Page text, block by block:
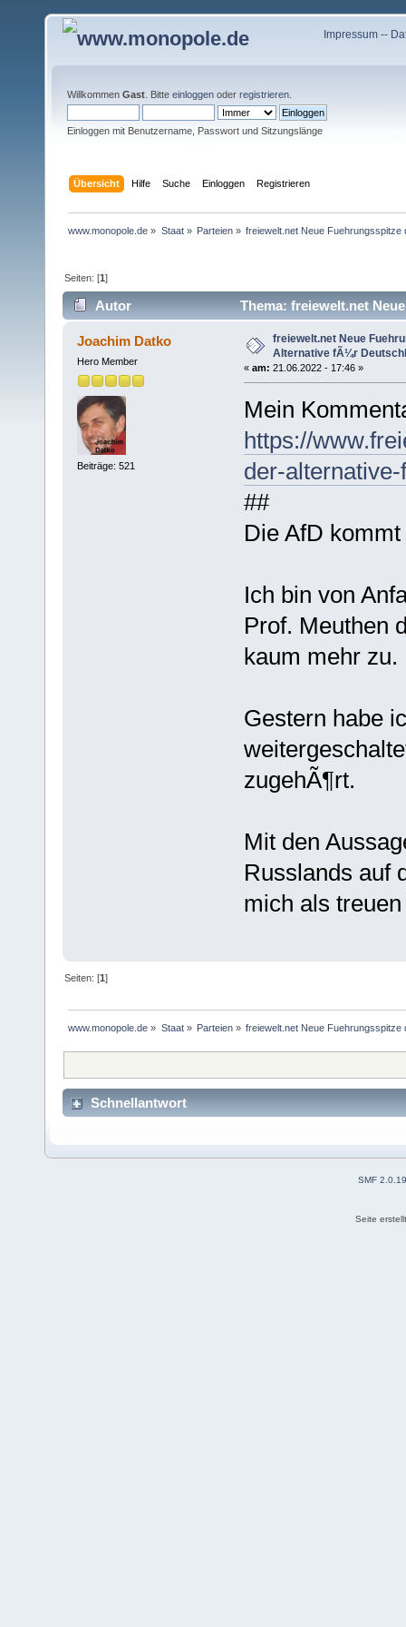
Impressum--
Willkommen Gast . Bitte einloggen oder registrieren
Einloggen mit Benutzername, Passwort und Sitzungslänge
Übersicht Hilfe Suche Einloggen Registrieren
www.monopole.de » Staat» Parteien» freiewelt.net Neue
Seiten: [1]
Autor
Thema: freiewelt.net
(Gelesen 18291 mal)
Joachim Datko
Hero Member
Beiträge: 521
freiewelt.net Neue
Alternative fÃ¼r
« am: 21.06.2022 - 17:46 »
Mein
https://
der-
##
Die AfD
Ich bin von
Prof. Meuthen
kaum mehr zu.
Gestern habe
zugehÃ¶rt.
Mit den
Russlands auf
mich als
Seiten: [1]
www.monopole.de » Staat» Parteien» freiewelt.net Neue
Schnellantwort
SMF 2.0.19
Seite